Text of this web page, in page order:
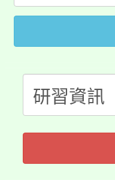
代理(
轉知中
《
程，歡
心理、
系所
轉知苗
縣市「
門員」
踴躍
桃園市
要點
「桃
展演活
115年
義教育